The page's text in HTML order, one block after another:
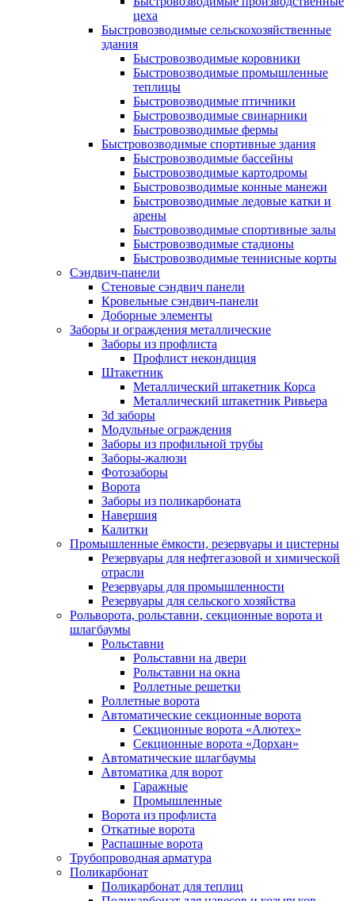
цеха
Быстровозводимые сельскохозяйственные
здания
Быстровозводимые коровники
Быстровозводимые промышленные
теплицы
Быстровозводимые птичники
Быстровозводимые свинарники
Быстровозводимые фермы
Быстровозводимые спортивные здания
Быстровозводимые бассейны
Быстровозводимые картодромы
Быстровозводимые конные манежи
Быстровозводимые ледовые катки и
арены
Быстровозводимые спортивные залы
Быстровозводимые стадионы
Быстровозводимые теннисные корты
Сэндвич-панели
Стеновые сэндвич панели
Кровельные сэндвич-панели
Доборные элементы
Заборы и ограждения металлические
Заборы из профлиста
Профлист некондиция
Штакетник
Металлический штакетник Корса
Металлический штакетник Ривьера
3d заборы
Модульные ограждения
Заборы из профильной трубы
Заборы-жалюзи
Фотозаборы
Ворота
Заборы из поликарбоната
Навершия
Калитки
Промышленные ёмкости, резервуары и цистерны
Резервуары для нефтегазовой и химической
отрасли
Резервуары для промышленности
Резервуары для сельского хозяйства
Рольворота, рольставни, секционные ворота и
шлагбаумы
Рольставни
Рольставни на двери
Рольставни на окна
Роллетные решетки
Роллетные ворота
Автоматические секционные ворота
Секционные ворота «Алютех»
Секционные ворота «Дорхан»
Автоматические шлагбаумы
Автоматика для ворот
Гаражные
Промышленные
Ворота из профлиста
Откатные ворота
Распашные ворота
Трубопроводная арматура
Поликарбонат
Поликарбонат для теплиц